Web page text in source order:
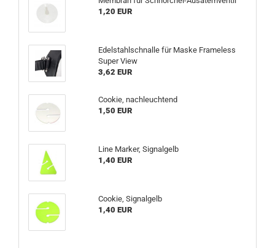
1,20 EUR
Edelstahlschnalle für Maske Frameless
Super View
3,62 EUR
Cookie, nachleuchtend
1,50 EUR
Line Marker, Signalgelb
1,40 EUR
Cookie, Signalgelb
1,40 EUR